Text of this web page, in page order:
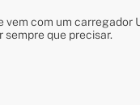
vem com um carregador
sempre que precisar.